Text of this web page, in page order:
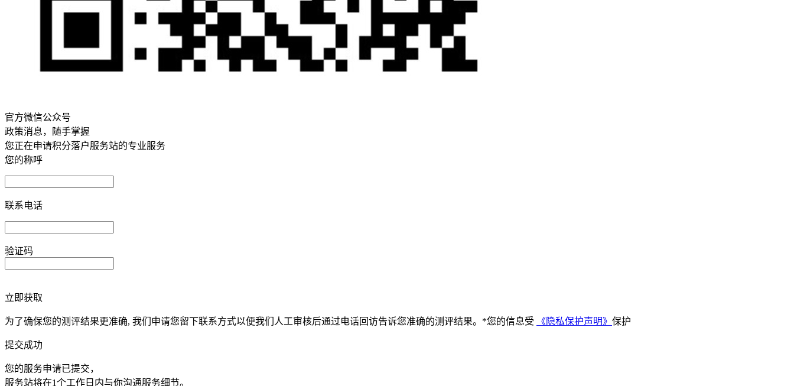
官方微信公众号
政策消息，随手掌握
您正在申请积分落户服务站的专业服务
您的称呼
联系电话
验证码
立即获取
为了确保您的测评结果更准确, 我们申请您留下联系方式以便我们人工审核后通过电话回访告诉您准确的测评结果。*您的信息受 《隐私保护声明》 保护
提交成功
您的服务申请已提交，
服务站将在1个工作日内与你沟通服务细节。